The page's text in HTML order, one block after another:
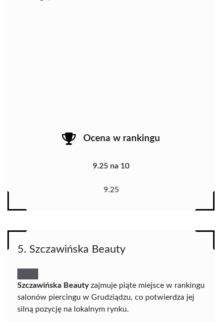
Ocena w rankingu
9.25 na 10
9.25
5. Szczawińska Beauty
Szczawińska Beautyzajmuje piąte miejsce w rankingu
salonów piercingu w Grudziądzu, co potwierdza jej
silną pozycję na lokalnym rynku.